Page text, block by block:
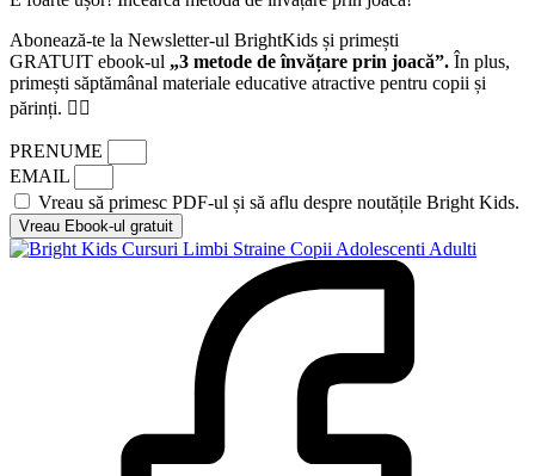
Abonează-te la Newsletter-ul BrightKids și primești
GRATUIT ebook-ul „3 metode de învățare prin joacă”. În plus,
primești săptămânal materiale educative atractive pentru copii și
părinți. 👍🏻
PRENUME
EMAIL
Vreau să primesc PDF-ul și să aflu despre noutățile Bright Kids.
Vreau Ebook-ul gratuit